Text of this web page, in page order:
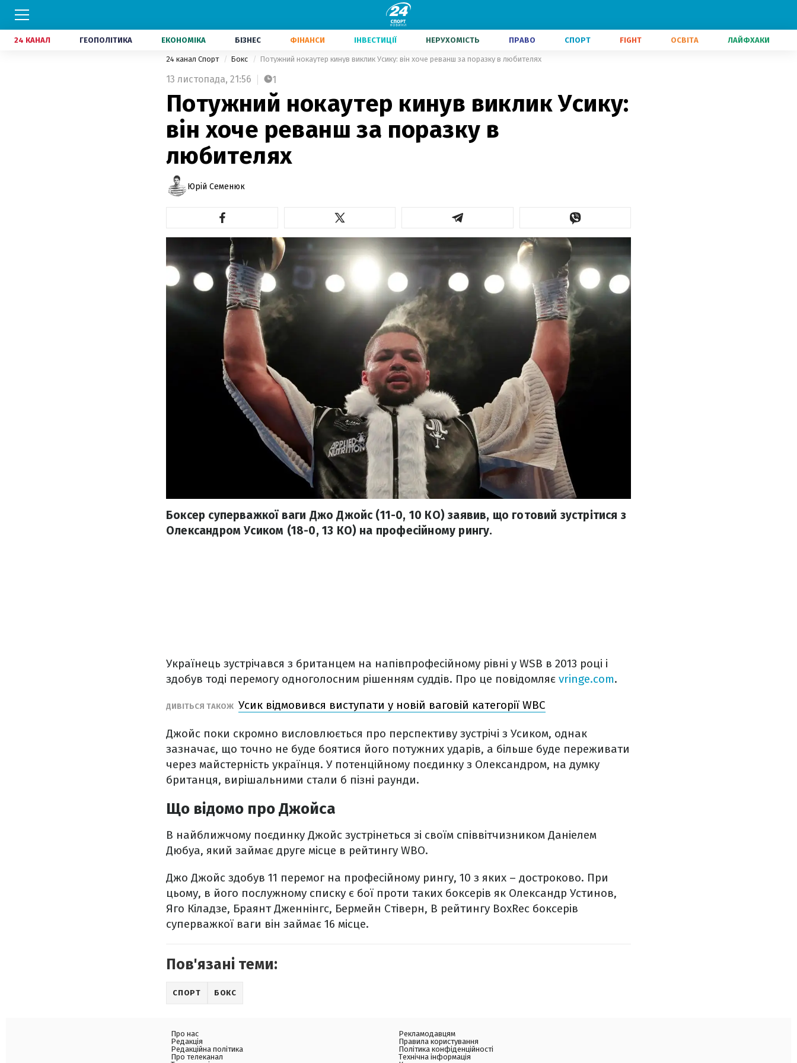
24 КАНАЛ ГЕОПОЛІТИКА ЕКОНОМІКА БІЗНЕС ФІНАНСИ ІНВЕСТИЦІЇ НЕРУХОМІСТЬ ПРАВО СПОРТ FIGHT ОСВІТА ЛАЙФХАКИ
24 канал Спорт Бокс Потужний нокаутер кинув виклик Усику: він хоче реванш за поразку в любителях
13 листопада, 21:56 1
Потужний нокаутер кинув виклик Усику:
він хоче реванш за поразку в
любителях
Юрій Семенюк
Боксер суперважкої ваги Джо Джойс (11-0, 10 КО) заявив, що готовий зустрітися з
Олександром Усиком (18-0, 13 КО) на професійному рингу.
Українець зустрічався з британцем на напівпрофесійному рівні у WSB в 2013 році і
здобув тоді перемогу одноголосним рішенням суддів. Про це повідомляє vringe.com.
ДИВІТЬСЯ ТАКОЖ Усик відмовився виступати у новій ваговій категорії WBC
Джойс поки скромно висловлюється про перспективу зустрічі з Усиком, однак
зазначає, що точно не буде боятися його потужних ударів, а більше буде переживати
через майстерність українця. У потенційному поєдинку з Олександром, на думку
британця, вирішальними стали б пізні раунди.
Що відомо про Джойса
В найближчому поєдинку Джойс зустрінеться зі своїм співвітчизником Даніелем
Дюбуа, який займає друге місце в рейтингу WBO.
Джо Джойс здобув 11 перемог на професійному рингу, 10 з яких – достроково. При
цьому, в його послужному списку є бої проти таких боксерів як Олександр Устинов,
Яго Кіладзе, Браянт Дженнінгс, Бермейн Стіверн, В рейтингу BoxRec боксерів
суперважкої ваги він займає 16 місце.
Пов'язані теми:
СПОРТ БОКС
Про нас
Редакція
Редакційна політика
Про телеканал
Рекламодавцям
Правила користування
Політика конфіденційності
Технічна інформація